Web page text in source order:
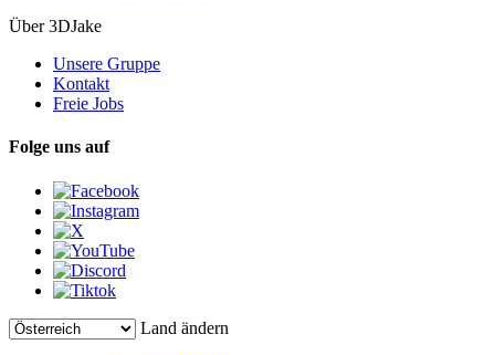
Über 3DJake
Unsere Gruppe
Kontakt
Freie Jobs
Folge uns auf
Land ändern